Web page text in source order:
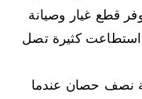
قطع غيار وصيانة
استطاعت كثيرة تصل
نصف حصان عندما